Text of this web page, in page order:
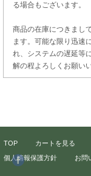
る場合もございます。
商品の在庫につきまし
ます。可能な限り迅速
れ、システムの遅延等
解の程よろしくお願い
TOP カートを見る
個人情報保護方針
お問